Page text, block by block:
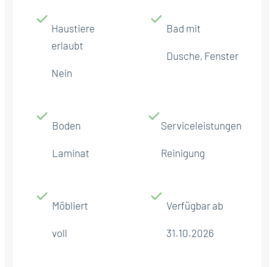
Haustiere
erlaubt
Nein
Bad mit
Dusche, Fenster
Boden
Laminat
Serviceleistungen
Reinigung
Möbliert
voll
Verfügbar ab
31.10.2026